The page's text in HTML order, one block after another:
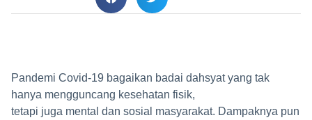
Pandemi Covid-19 bagaikan badai dahsyat yang tak
hanya mengguncang kesehatan fisik,
tetapi juga mental dan sosial masyarakat. Dampaknya pun